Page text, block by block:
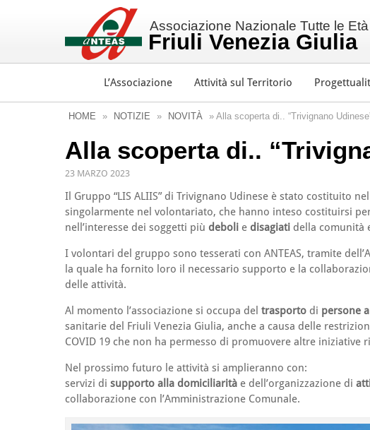
Associazione Nazionale Tutte le
Friuli Venezia Giulia
L’Associazione Attività sul Territorio
HOME » NOTIZIE » NOVITÀ » Alla scoperta di.. “Trivignano
Alla scoperta di..
23 MARZO 2023
Il Gruppo “LIS ALIIS” di Trivignano Udinese è stato costituito
singolarmente nel volontariato, che hanno inteso costituirsi
nell’interesse dei soggetti più deboli e disagiati della comunità
I volontari del gruppo sono tesserati con ANTEAS, tramite
la quale ha fornito loro il necessario supporto e la
delle attività.
Al momento l’associazione si occupa del trasporto di persone
sanitarie del Friuli Venezia Giulia, anche a causa delle
COVID 19 che non ha permesso di promuovere altre iniziative
Nel prossimo futuro le attività si amplieranno con:
servizi di supporto alla domiciliarità e dell’organizzazione di
collaborazione con l’Amministrazione Comunale.